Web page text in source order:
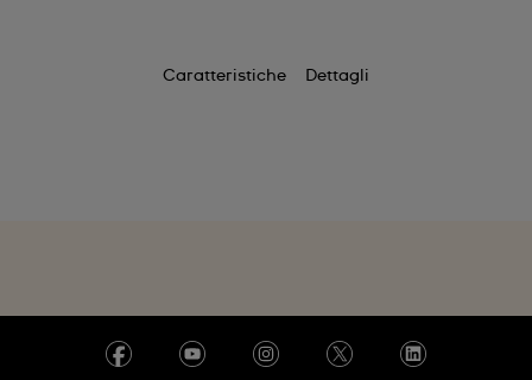
Caratteristiche Dettagli